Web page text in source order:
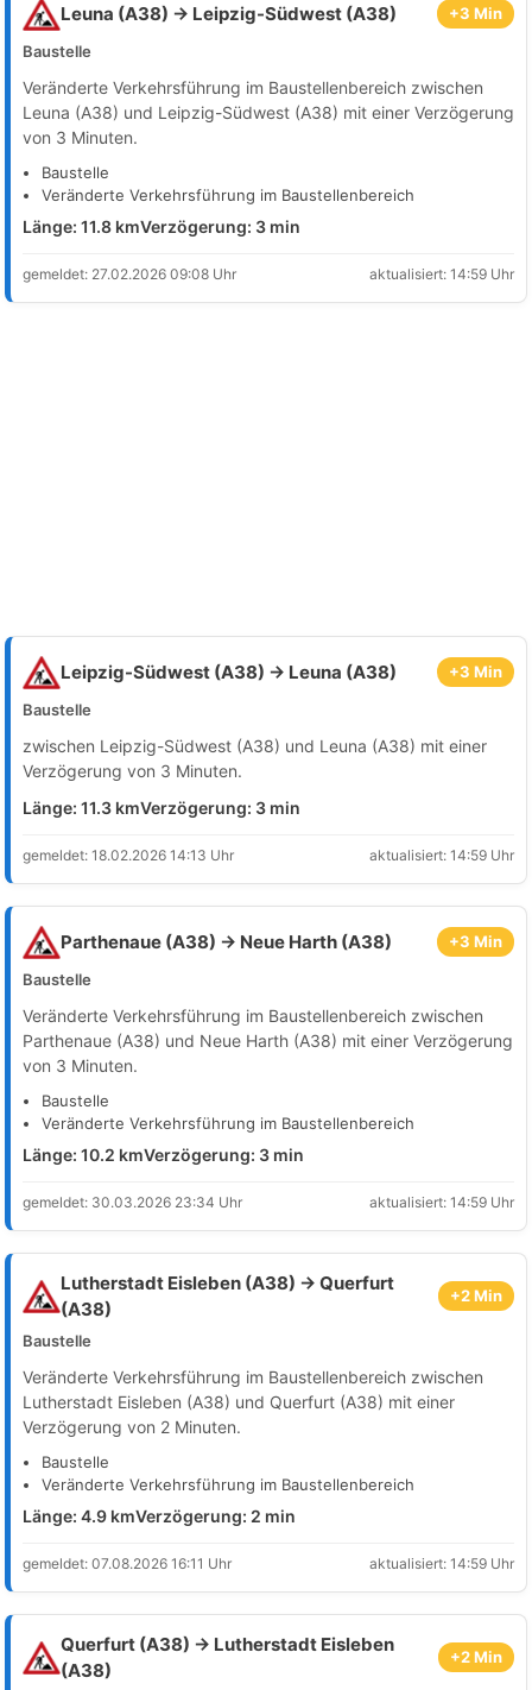
Leuna (A38) → Leipzig-Südwest (A38)
+3 Min
Baustelle
Veränderte Verkehrsführung im Baustellenbereich zwischen
Leuna (A38) und Leipzig-Südwest (A38) mit einer Verzögerung
von 3 Minuten.
Baustelle
Veränderte Verkehrsführung im Baustellenbereich
Länge: 11.8 kmVerzögerung: 3 min
gemeldet: 27.02.2026 09:08 Uhr aktualisiert: 14:59 Uhr
Leipzig-Südwest (A38) → Leuna (A38)
+3 Min
Baustelle
zwischen Leipzig-Südwest (A38) und Leuna (A38) mit einer
Verzögerung von 3 Minuten.
Länge: 11.3 kmVerzögerung: 3 min
gemeldet: 18.02.2026 14:13 Uhr aktualisiert: 14:59 Uhr
Parthenaue (A38) → Neue Harth (A38)
+3 Min
Baustelle
Veränderte Verkehrsführung im Baustellenbereich zwischen
Parthenaue (A38) und Neue Harth (A38) mit einer Verzögerung
von 3 Minuten.
Baustelle
Veränderte Verkehrsführung im Baustellenbereich
Länge: 10.2 kmVerzögerung: 3 min
gemeldet: 30.03.2026 23:34 Uhr aktualisiert: 14:59 Uhr
Lutherstadt Eisleben (A38) → Querfurt
(A38)
+2 Min
Baustelle
Veränderte Verkehrsführung im Baustellenbereich zwischen
Lutherstadt Eisleben (A38) und Querfurt (A38) mit einer
Verzögerung von 2 Minuten.
Baustelle
Veränderte Verkehrsführung im Baustellenbereich
Länge: 4.9 kmVerzögerung: 2 min
gemeldet: 07.08.2026 16:11 Uhr aktualisiert: 14:59 Uhr
Querfurt (A38) → Lutherstadt Eisleben
(A38)
+2 Min